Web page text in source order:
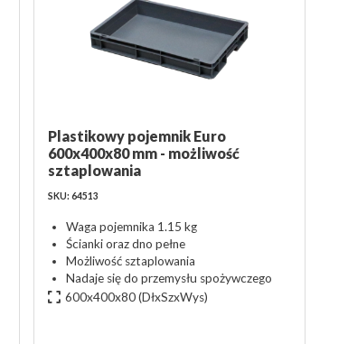
Plastikowy pojemnik Euro
600x400x80 mm - możliwość
sztaplowania
SKU: 64513
Waga pojemnika 1.15 kg
Ścianki oraz dno pełne
Możliwość sztaplowania
Nadaje się do przemysłu spożywczego
600x400x80(DłxSzxWys)